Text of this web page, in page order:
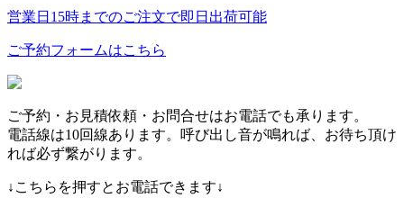
営業日15時までのご注文で即日出荷可能
ご予約フォームはこちら
ご予約・お見積依頼・お問合せはお電話でも承ります。
電話線は10回線あります。呼び出し音が鳴れば、お待ち頂け
れば必ず繋がります。
↓こちらを押すとお電話できます↓